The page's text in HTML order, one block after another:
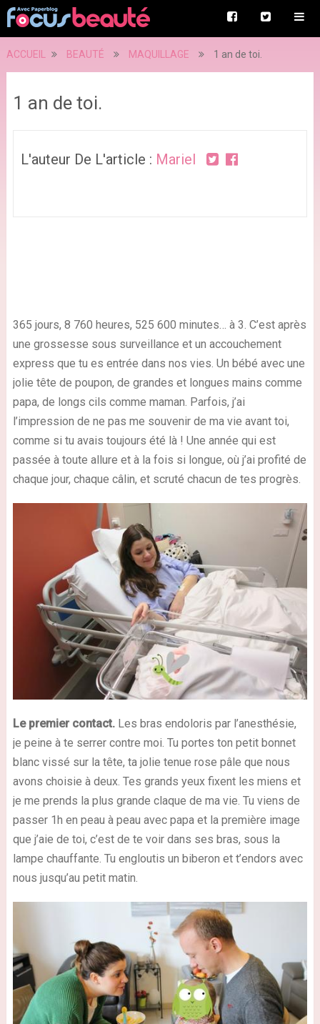
ACCUEIL BEAUTÉ MAQUILLAGE 1 an de toi.
1 an de toi.
L'auteur De L'article : Mariel
365 jours, 8 760 heures, 525 600 minutes… à 3. C’est après
une grossesse sous surveillance et un accouchement
express que tu es entrée dans nos vies. Un bébé avec une
jolie tête de poupon, de grandes et longues mains comme
papa, de longs cils comme maman. Parfois, j’ai
l’impression de ne pas me souvenir de ma vie avant toi,
comme si tu avais toujours été là ! Une année qui est
passée à toute allure et à la fois si longue, où j’ai profité de
chaque jour, chaque câlin, et scruté chacun de tes progrès.
Le premier contact.Les bras endoloris par l’anesthésie,
je peine à te serrer contre moi. Tu portes ton petit bonnet
blanc vissé sur la tête, ta jolie tenue rose pâle que nous
avons choisie à deux. Tes grands yeux fixent les miens et
je me prends la plus grande claque de ma vie. Tu viens de
passer 1h en peau à peau avec papa et la première image
que j’aie de toi, c’est de te voir dans ses bras, sous la
lampe chauffante. Tu engloutis un biberon et t’endors avec
nous jusqu’au petit matin.